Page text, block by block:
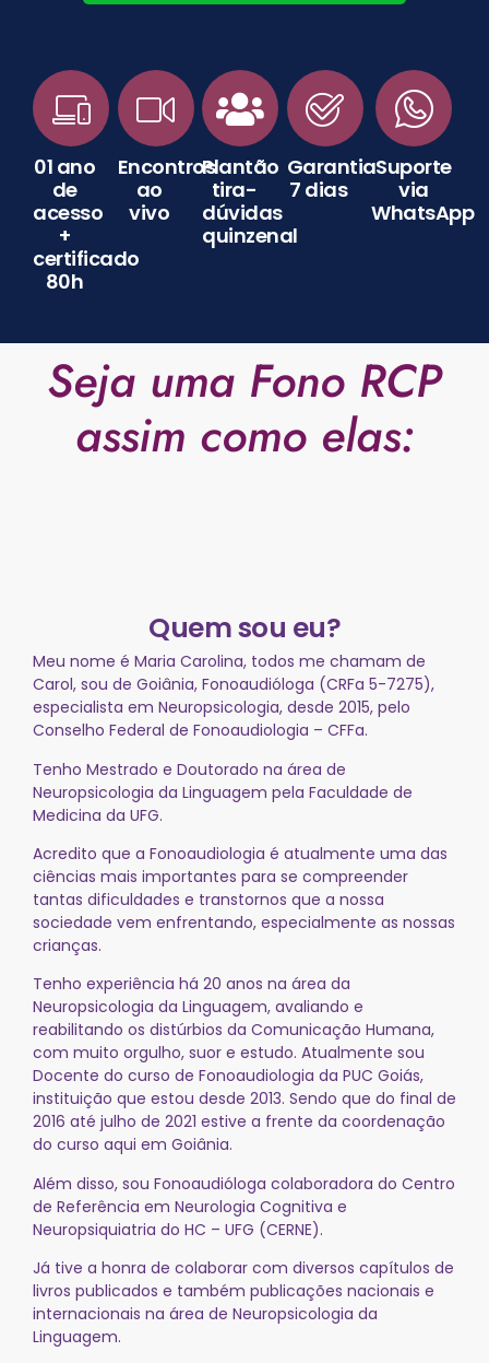
01 ano
de
acesso
+
certificado
80h
Encontros
ao
vivo
Plantão
tira-
dúvidas
quinzenal
Garantia
7 dias
Suporte
via
WhatsApp
Seja uma Fono RCP
assim como elas:
Quem sou eu?
Meu nome é Maria Carolina, todos me chamam de
Carol, sou de Goiânia, Fonoaudióloga (CRFa 5-7275),
especialista em Neuropsicologia, desde 2015, pelo
Conselho Federal de Fonoaudiologia – CFFa.
Tenho Mestrado e Doutorado na área de
Neuropsicologia da Linguagem pela Faculdade de
Medicina da UFG.
Acredito que a Fonoaudiologia é atualmente uma das
ciências mais importantes para se compreender
tantas dificuldades e transtornos que a nossa
sociedade vem enfrentando, especialmente as nossas
crianças.
Tenho experiência há 20 anos na área da
Neuropsicologia da Linguagem, avaliando e
reabilitando os distúrbios da Comunicação Humana,
com muito orgulho, suor e estudo. Atualmente sou
Docente do curso de Fonoaudiologia da PUC Goiás,
instituição que estou desde 2013. Sendo que do final de
2016 até julho de 2021 estive a frente da coordenação
do curso aqui em Goiânia.
Além disso, sou Fonoaudióloga colaboradora do Centro
de Referência em Neurologia Cognitiva e
Neuropsiquiatria do HC – UFG (CERNE).
Já tive a honra de colaborar com diversos capítulos de
livros publicados e também publicações nacionais e
internacionais na área de Neuropsicologia da
Linguagem.